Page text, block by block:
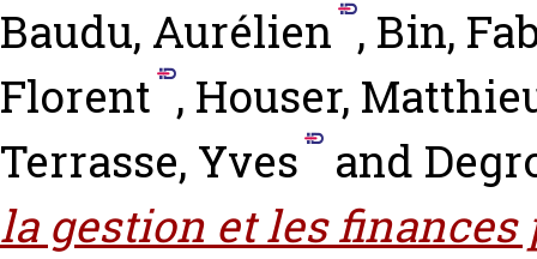
Baudu, Aurélien , Bin,
Florent , Houser,
Terrasse, Yves
and
la gestion et les finances